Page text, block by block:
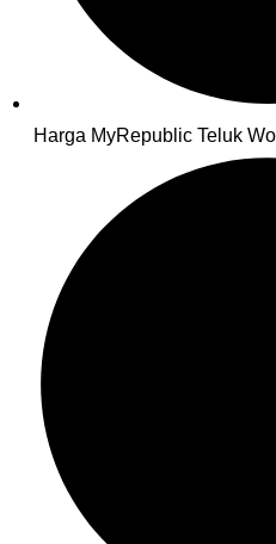
Harga MyRepublic Teluk